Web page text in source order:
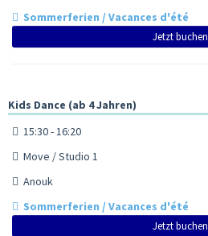
Sommerferien / Vacances d'été
Jetzt buchen
Kids Dance (ab 4 Jahren)
15:30 - 16:20
Move / Studio 1
Anouk
Sommerferien / Vacances d'été
Jetzt buchen